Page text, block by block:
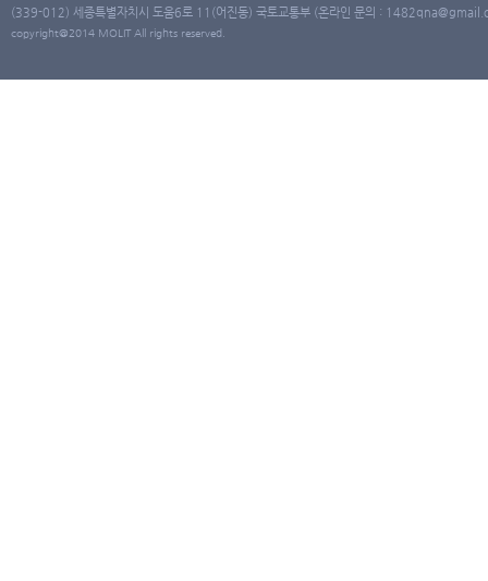
(339-012) 세종특별자치시 도움6로 11(어진동) 국토교통부 (온라인 문의 :
copyright@2014 MOLIT All rights reserved.